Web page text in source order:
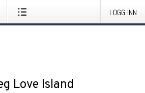
LOGG INN
Love Island